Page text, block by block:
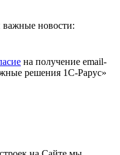
важные новости:
на получение email-
решения 1С-Рарус»